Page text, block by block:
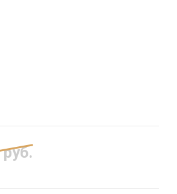
руб.